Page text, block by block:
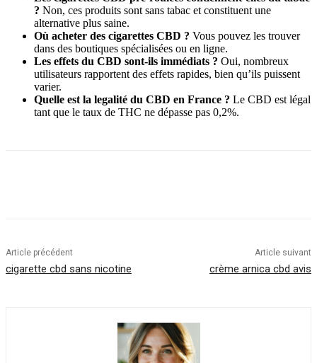
? Non, ces produits sont sans tabac et constituent une
alternative plus saine.
Où acheter des cigarettes CBD ? Vous pouvez les trouver
dans des boutiques spécialisées ou en ligne.
Les effets du CBD sont-ils immédiats ? Oui, nombreux
utilisateurs rapportent des effets rapides, bien qu’ils puissent
varier.
Quelle est la legalité du CBD en France ? Le CBD est légal
tant que le taux de THC ne dépasse pas 0,2%.
Article précédent
cigarette cbd sans nicotine
Article suivant
crème arnica cbd avis